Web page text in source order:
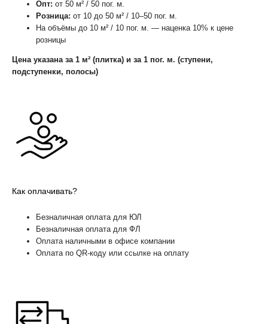
Опт: от 50 м² / 50 пог. м.
Розница: от 10 до 50 м² / 10–50 пог. м.
На объёмы до 10 м² / 10 пог. м. — наценка 10% к цене
розницы
Цена указана за 1 м² (плитка) и за 1 пог. м. (ступени,
подступенки, полосы)
Как оплачивать?
Безналичная оплата для ЮЛ
Безналичная оплата для ФЛ
Оплата наличными в офисе компании
Оплата по QR-коду или ссылке на оплату